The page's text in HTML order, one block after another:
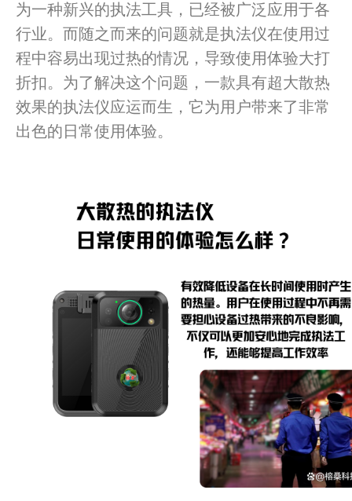
为一种新兴的执法工具，已经被广泛应用于各
行业。而随之而来的问题就是执法仪在使用过
程中容易出现过热的情况，导致使用体验大打
折扣。为了解决这个问题，一款具有超大散热
效果的执法仪应运而生，它为用户带来了非常
出色的日常使用体验。